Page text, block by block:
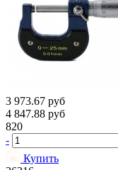
3 973.67 руб
4 847.88 руб
820
-
Купить